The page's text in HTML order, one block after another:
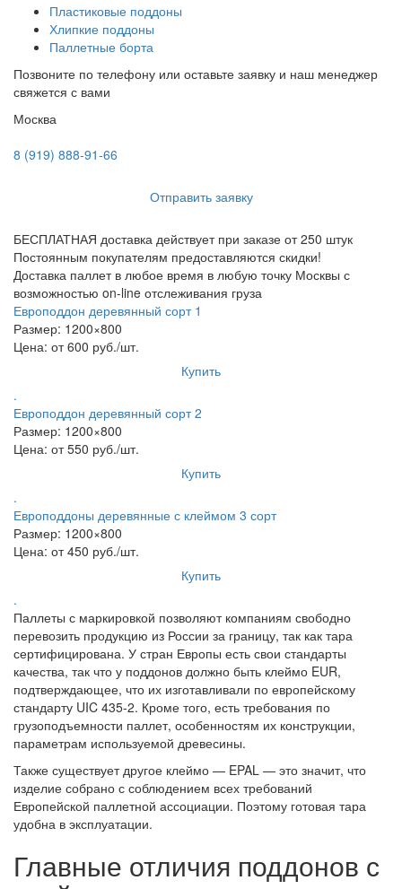
Пластиковые поддоны
Хлипкие поддоны
Паллетные борта
Позвоните по телефону или оставьте заявку и наш менеджер
свяжется с вами
Москва
8 (919) 888-91-66
Отправить заявку
БЕСПЛАТНАЯ доставка действует при заказе от 250 штук
Постоянным покупателям предоставляются скидки!
Доставка паллет в любое время в любую точку Москвы с
возможностью on-line отслеживания груза
Европоддон деревянный сорт 1
Размер: 1200×800
Цена: от 600 руб./шт.
Купить
.
Европоддон деревянный сорт 2
Размер: 1200×800
Цена: от 550 руб./шт.
Купить
.
Европоддоны деревянные с клеймом 3 сорт
Размер: 1200×800
Цена: от 450 руб./шт.
Купить
.
Паллеты с маркировкой позволяют компаниям свободно
перевозить продукцию из России за границу, так как тара
сертифицирована. У стран Европы есть свои стандарты
качества, так что у поддонов должно быть клеймо EUR,
подтверждающее, что их изготавливали по европейскому
стандарту UIC 435-2. Кроме того, есть требования по
грузоподъемности паллет, особенностям их конструкции,
параметрам используемой древесины.
Также существует другое клеймо — EPAL — это значит, что
изделие собрано с соблюдением всех требований
Европейской паллетной ассоциации. Поэтому готовая тара
удобна в эксплуатации.
Главные отличия поддонов с